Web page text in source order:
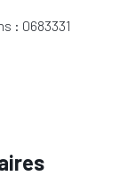
: 0683331